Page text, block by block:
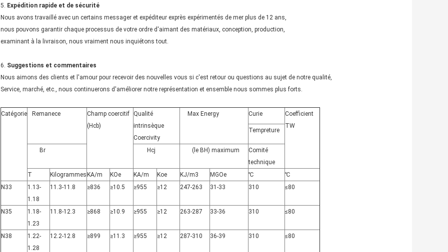
5. Expédition rapide et de sécurité
Nous avons travaillé avec un certains messager et expéditeur exprès expérimentés de mer plus de 12 ans,
nous pouvons garantir chaque processus de votre ordre d'aimant des matériaux, conception, production,
examinant à la livraison, nous vraiment nous inquiétons tout.
6. Suggestions et commentaires
Nous aimons des clients et l'amour pour recevoir des nouvelles vous si c'est retour ou questions au sujet de notre qualité,
Service, marché, etc., nous continuerons d'améliorer notre représentation et ensemble nous sommes plus forts.
Catégorie Remanece
Champ coercitif
(Hcb)
Qualité
intrinsèque
Coercivity
Max Energy Curie
Coefficient
TW
Tempreture
Br Hcj (le BH) maximum
Comité
technique
T
KilogrammesKA/m KOe KA/m Koe KJ/m3 MGOe ℃
℃
N33
1.13-
1.18
11.3-11.8 ≥836 ≥10.5 ≥955 ≥12 247-263 31-33 310 ≤80
N35
1.18-
1.23
11.8-12.3 ≥868 ≥10.9 ≥955 ≥12 263-287 33-36 310 ≤80
N38
1.22-
1.28
12.2-12.8 ≥899 ≥11.3 ≥955 ≥12 287-310 36-39 310 ≤80